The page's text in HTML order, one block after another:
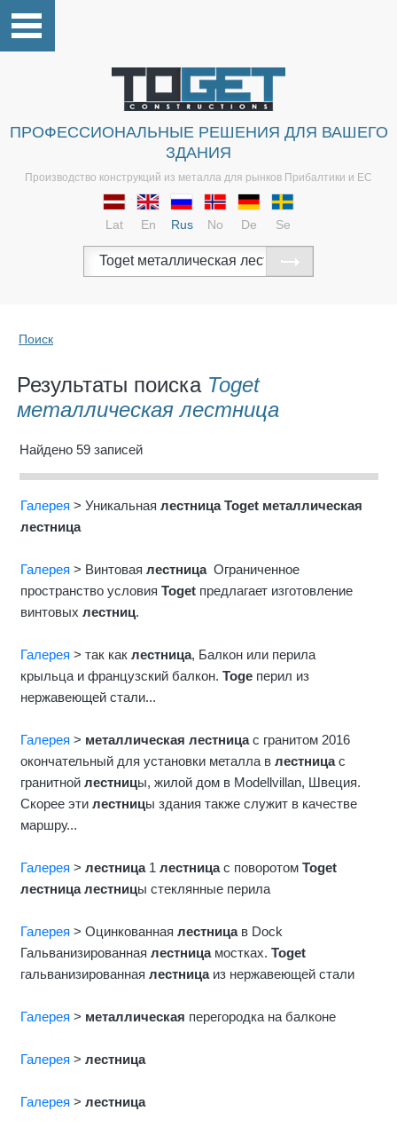
ПРОФЕССИОНАЛЬНЫЕ РЕШЕНИЯ ДЛЯ ВАШЕГО
ЗДАНИЯ
Производство конструкций из металла для рынков Прибалтики и ЕС
Lat En Rus No De Se
Поиск
Результаты поиска Toget
металлическая лестница
Найдено 59 записей
Галерея > Уникальная лестница Toget металлическая
лестница
Галерея > Bинтовая лестницаОграниченное
пространство условия Toget предлагает изготовление
винтовых лестниц.
Галерея > так как лестница, Балкон или перила
крыльца и французский балкон. Toge перил из
нержавеющей стали...
Галерея > металлическая лестницас гранитом 2016
окончательный для установки металла в лестницас
гранитной лестницы, жилой дом в Modellvillan, Швеция.
Скорее эти лестницы здания также служит в качестве
маршру...
Галерея > лестница1 лестницас поворотом Toget
лестница лестницы стеклянные перила
Галерея > Оцинкованная лестницав Dock
Гальванизированная лестницамостках. Toget
гальванизированная лестницаиз нержавеющей стали
Галерея > металлическая перегородка на балконе
Галерея > лестница
Галерея > лестница